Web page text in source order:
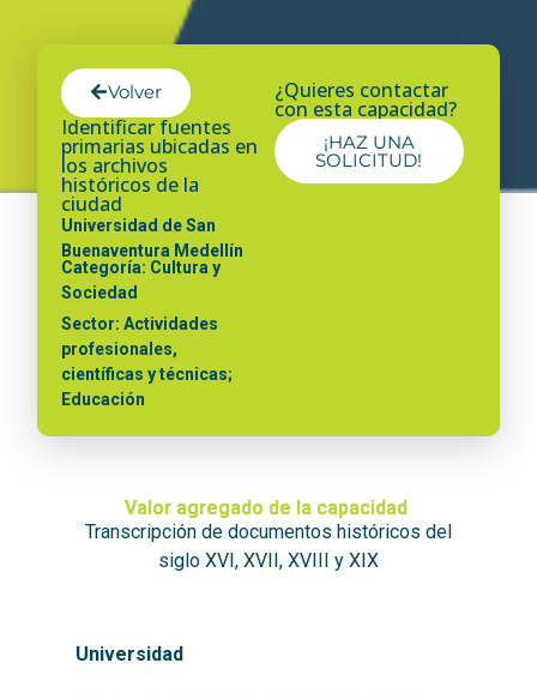
Volver
Identificar fuentes
primarias ubicadas en
los archivos
históricos de la
ciudad
Universidad de San
Buenaventura Medellín
Categoría: Cultura y
Sociedad
Sector: Actividades
profesionales,
científicas y técnicas;
Educación
¿Quieres contactar
con esta capacidad?
¡HAZ UNA
SOLICITUD!
Valor agregado de la capacidad
Transcripción de documentos históricos del
siglo XVI, XVII, XVIII y XIX
Universidad